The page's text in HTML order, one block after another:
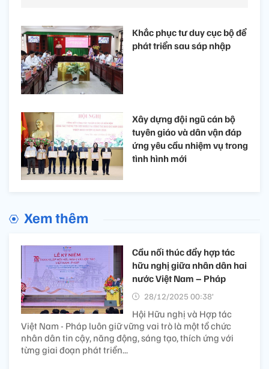
Khắc phục tư duy cục bộ để
phát triển sau sáp nhập
Xây dựng đội ngũ cán bộ
tuyên giáo và dân vận đáp
ứng yêu cầu nhiệm vụ trong
tình hình mới
Xem thêm
Cầu nối thúc đẩy hợp tác
hữu nghị giữa nhân dân hai
nước Việt Nam – Pháp
28/12/2025 00:38’
Hội Hữu nghị và Hợp tác
Việt Nam - Pháp luôn giữ vững vai trò là một tổ chức
nhân dân tin cậy, năng động, sáng tạo, thích ứng với
từng giai đoạn phát triển...